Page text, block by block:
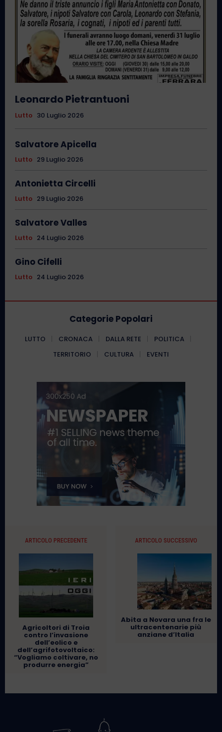
Leonardo Pietrantuoni
Lutto 30 Luglio 2026
Salvatore Apicella
Lutto 29 Luglio 2026
Antonietta Circelli
Lutto 29 Luglio 2026
Salvatore Valles
Lutto 24 Luglio 2026
Gino Cifelli
Lutto 24 Luglio 2026
Categorie Popolari
LUTTO CRONACA DALLA RETE
POLITICA
TERRITORIO
CULTURA EVENTI
ARTICOLO PRECEDENTE
Agricoltori di Troia
contro l’invasione
dell’eolico e
dell’agrifotovoltaico:
“Vogliamo coltivare, no
produrre energia”
ARTICOLO SUCCESSIVO
Abita a Novara una fra le
ultracentenarie più
anziane d’Italia